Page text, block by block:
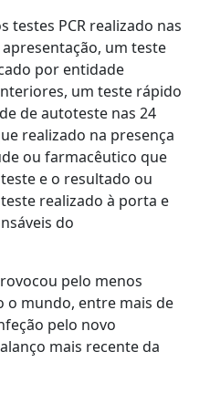
testes PCR realizado nas
um teste
por entidade
um teste rápido
de autoteste nas 24
realizado na presença
ou farmacêutico que
e o resultado ou
realizado à porta e
do
pelo menos
o mundo, entre mais de
pelo novo
mais recente da